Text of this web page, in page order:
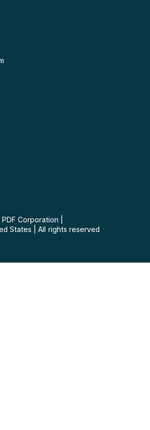
PDF Corporation
States
All rights reserved